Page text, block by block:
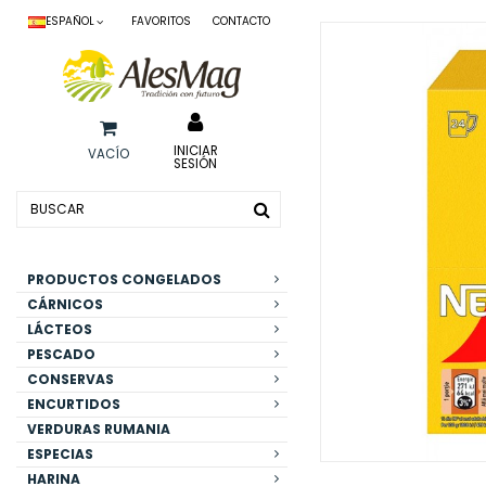
ESPAÑOL FAVORITOS CONTACTO
VACÍO INICIAR
SESIÓN
PRODUCTOS CONGELADOS
CÁRNICOS
LÁCTEOS
PESCADO
CONSERVAS
ENCURTIDOS
VERDURAS RUMANIA
ESPECIAS
HARINA